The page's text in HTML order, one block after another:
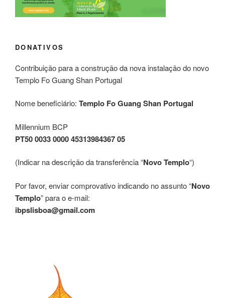
DONATIVOS
Contribuição para a construção da nova instalação do novo
Templo Fo Guang Shan Portugal
Nome beneficiário: Templo Fo Guang Shan Portugal
Millennium BCP
PT50 0033 0000 45313984367 05
(Indicar na descrição da transferência “Novo Templo“)
Por favor, enviar comprovativo indicando no assunto “Novo
Templo” para o e-mail:
ibpslisboa@gmail.com